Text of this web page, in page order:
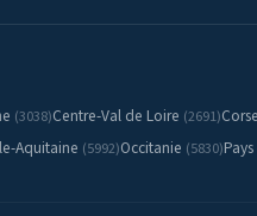
(3038)Centre-Val de Loire (2691)Corse
Aquitaine (5992)Occitanie (5830)